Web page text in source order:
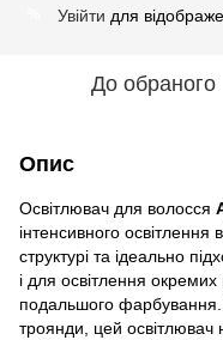
Увійти для
До обраного
Опис
Освітлювач для волосся
інтенсивного
структурі та ідеально
і для освітлення
подальшого
троянди, цей освітлювач